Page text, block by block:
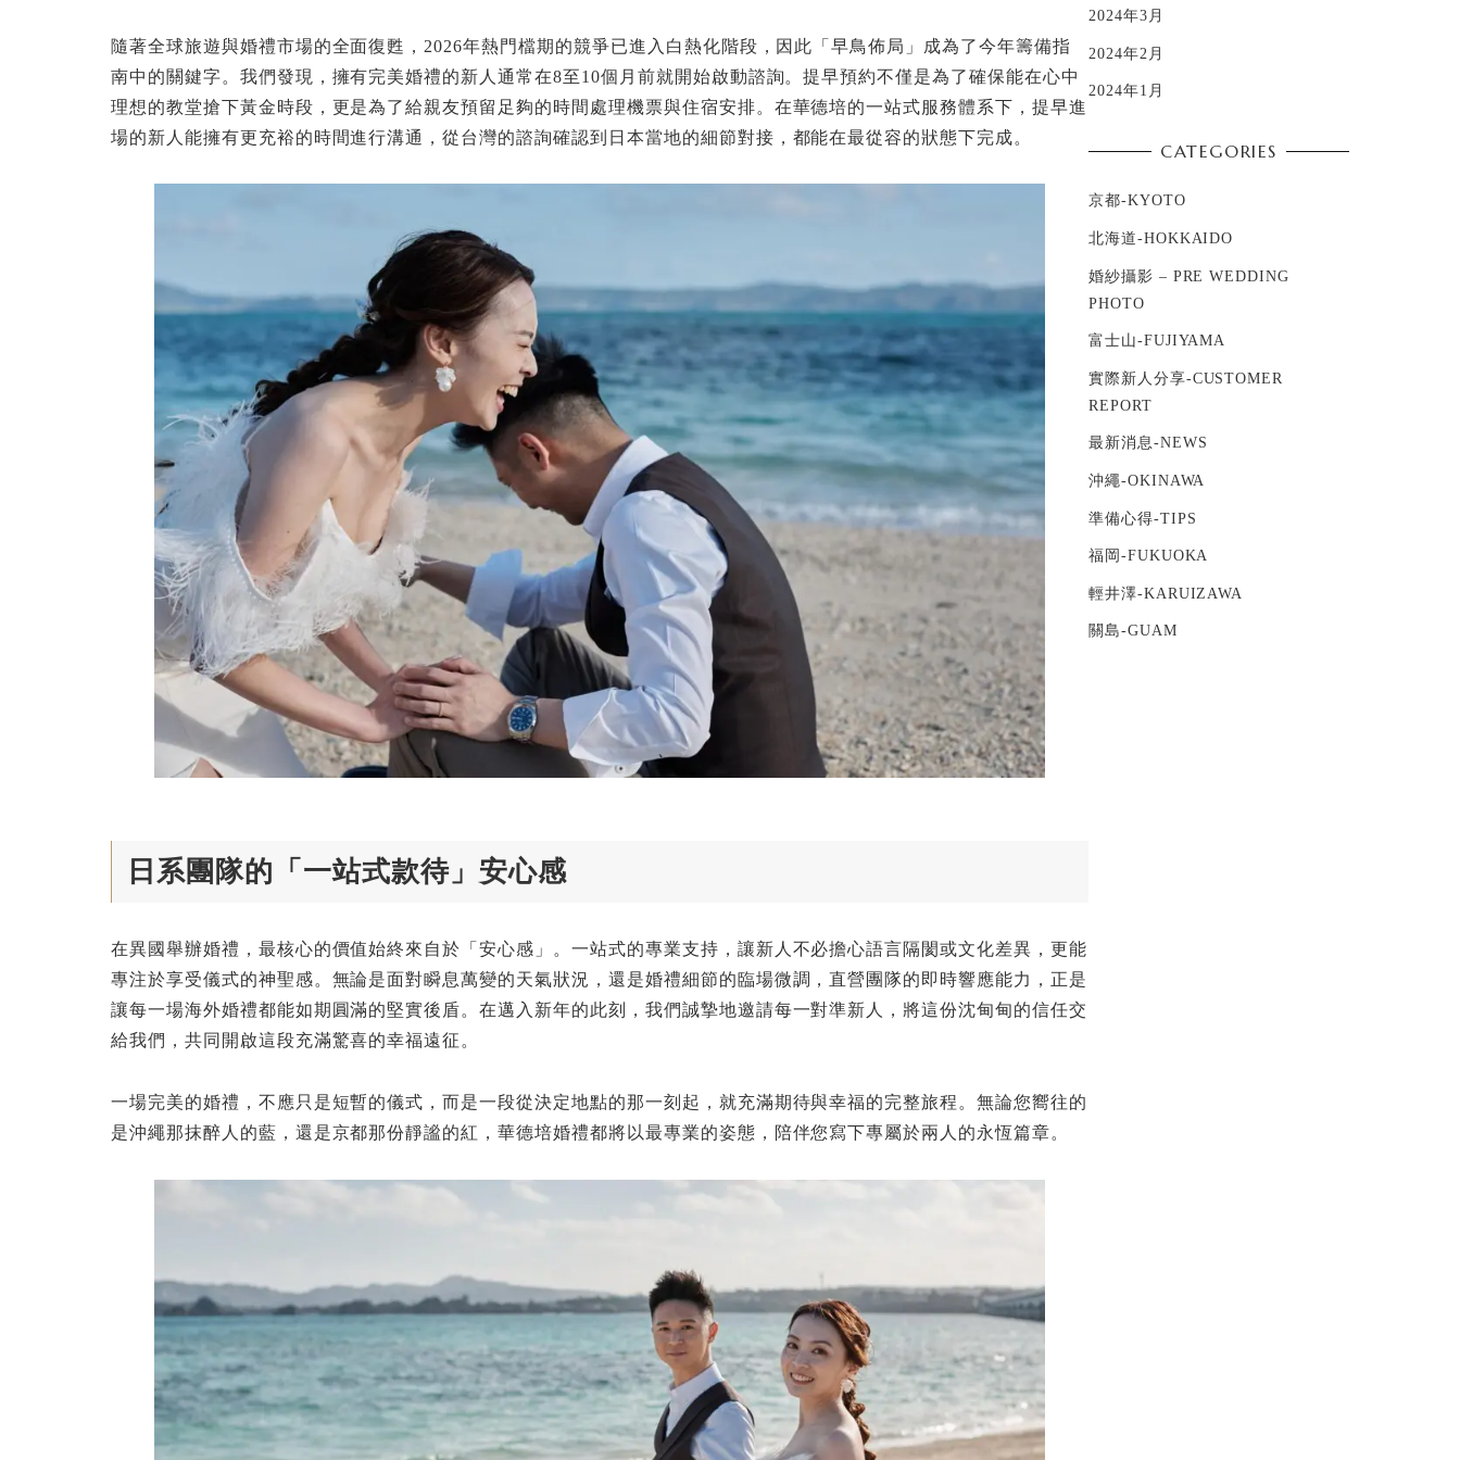
隨著全球旅遊與婚禮市場的全面復甦，2026年熱門檔期的競爭已進入白熱化階段，因此「早鳥佈局」成為了今年籌備指
南中的關鍵字。我們發現，擁有完美婚禮的新人通常在8至10個月前就開始啟動諮詢。提早預約不僅是為了確保能在心中
理想的教堂搶下黃金時段，更是為了給親友預留足夠的時間處理機票與住宿安排。在華德培的一站式服務體系下，提早進
場的新人能擁有更充裕的時間進行溝通，從台灣的諮詢確認到日本當地的細節對接，都能在最從容的狀態下完成。
日系團隊的「一站式款待」安心感
在異國舉辦婚禮，最核心的價值始終來自於「安心感」。一站式的專業支持，讓新人不必擔心語言隔閡或文化差異，更能
專注於享受儀式的神聖感。無論是面對瞬息萬變的天氣狀況，還是婚禮細節的臨場微調，直營團隊的即時響應能力，正是
讓每一場海外婚禮都能如期圓滿的堅實後盾。在邁入新年的此刻，我們誠摯地邀請每一對準新人，將這份沈甸甸的信任交
給我們，共同開啟這段充滿驚喜的幸福遠征。
一場完美的婚禮，不應只是短暫的儀式，而是一段從決定地點的那一刻起，就充滿期待與幸福的完整旅程。無論您嚮往的
是沖繩那抹醉人的藍，還是京都那份靜謐的紅，華德培婚禮都將以最專業的姿態，陪伴您寫下專屬於兩人的永恆篇章。
2024年3月
2024年2月
2024年1月
CATEGORIES
京都-KYOTO
北海道-HOKKAIDO
婚紗攝影 – PRE WEDDING
PHOTO
富士山-FUJIYAMA
實際新人分享-CUSTOMER
REPORT
最新消息-NEWS
沖繩-OKINAWA
準備心得-TIPS
福岡-FUKUOKA
輕井澤-KARUIZAWA
關島-GUAM